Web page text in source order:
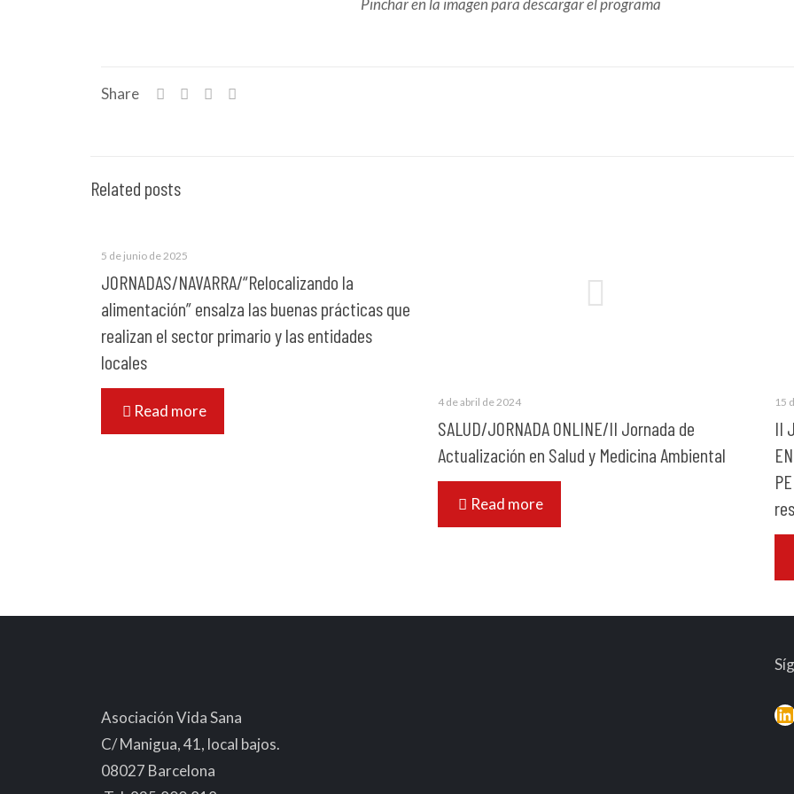
Pinchar en la imagen para descargar el programa
Share
Related posts
5 de junio de 2025
JORNADAS/NAVARRA/“Relocalizando la
alimentación” ensalza las buenas prácticas que
realizan el sector primario y las entidades
locales
Read more 4 de abril de 2024
SALUD/JORNADA ONLINE/II Jornada de
Actualización en Salud y Medicina Ambiental
Read more
15
II
Asociación Vida Sana
C/ Manigua, 41, local bajos.
08027 Barcelona